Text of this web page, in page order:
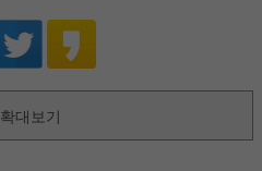
확대보기